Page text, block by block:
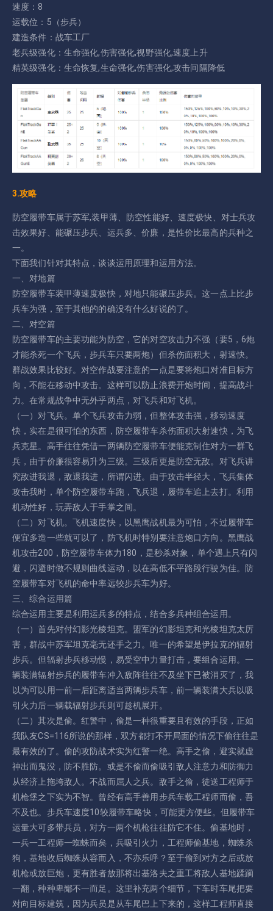
速度：8
运载位：5（步兵）
建造条件：战车工厂
老兵级强化：生命强化,伤害强化,视野强化,速度上升
精英级强化：生命恢复,生命强化,伤害强化,攻击间隔降低
3.攻略
防空履带车属于苏军,装甲薄、防空性能好、速度极快、对士兵攻
击效果好、能碾压步兵、运兵多、价廉，是性价比最高的兵种之
一。
下面我们针对其特点，谈谈运用原理和运用方法。
一、对地篇
防空履带车装甲薄速度极快，对地只能碾压步兵。这一点上比步
兵车为强，至于其他的的确没有什么好说的了。
二、对空篇
防空履带车的主要功能为防空，它的对空攻击力不强（要5，6炮
才能杀死一个飞兵，步兵车只要两炮）但杀伤面积大，射速快。
群战效果比较好。对空作战要注意的一点是要将炮口对准目标方
向，不能在移动中攻击。这样可以防止浪费开炮时间，提高战斗
力。在常规战争中无外乎两点，对飞兵和对飞机。
（一）对飞兵。单个飞兵攻击力弱，但整体攻击强，移动速度
快，实在是很可怕的东西，防空履带车杀伤面积大射速快，为飞
兵克星。高手往往凭借一两辆防空履带车便能克制住对方一群飞
兵，由于价廉很容易升为三级。三级后更是防空无敌。对飞兵讲
究敌进我退，敌退我进，所谓闪进。由于攻击半径大，飞兵集体
攻击我时，单个防空履带车跑，飞兵退，履带车追上去打。利用
机动性好，玩弄敌人于手掌之间。
（二）对飞机。飞机速度快，以黑鹰战机最为可怕，不过履带车
便宜多造一些就可以了，防飞机时特别要注意炮口方向。黑鹰战
机攻击200，防空履带车体力180，是秒杀对象，单个遇上只有闪
避，闪避时做不规则曲线运动，以在高低不平路段行驶为佳。防
空履带车对飞机的命中率远较步兵车为好。
三、综合运用篇
综合运用主要是利用运兵多的特点，结合多兵种组合运用。
（一）首先对付幻影光棱坦克。盟军的幻影坦克和光棱坦克太厉
害，群战中苏军坦克毫无还手之力。唯一的希望是伊拉克的辐射
步兵。但辐射步兵移动慢，易受空中力量打击，要组合运用。一
辆装满辐射步兵的履带车冲入敌阵往往不及坐下已被消灭了，我
以为可以用一前一后距离适当两辆步兵车，前一辆装满大兵以吸
引火力后一辆载辐射步兵则可趁机展开。
（二）其次是偷。红警中，偷是一种很重要且有效的手段，正如
我队友CS=116所说的那样，双方都打不开局面的情况下偷往往是
最有效的了。偷的攻防战术实为红警一绝。高手之偷，避实就虚
神出而鬼没，防不胜防。或是不偷而偷吸引敌人注意力和防御力
从经济上拖垮敌人。不战而屈人之兵。敌手之偷，徒送工程师于
机枪堡之下实为不智。曾经有高手善用步兵车载工程师而偷，吾
不及也。步兵车速度10较履带车略快，可能更方便些。但履带车
运量大可多带兵员，对方一两个机枪往往防它不住。偷基地时，
一兵一工程师一蜘蛛而矣，兵吸引火力，工程师偷基地，蜘蛛杀
狗，基地收后蜘蛛从容而入，不亦乐呼？至于偷到对方之后或放
机枪或放巨炮，更有胜者放那将出基洛夫之重工将敌人基地蹂躏
一翻，种种卑鄙不一而足。这里补充两个细节，下车时车尾把要
对向目标建筑，因为兵员是从车尾巴上下来的，这样工程师直接